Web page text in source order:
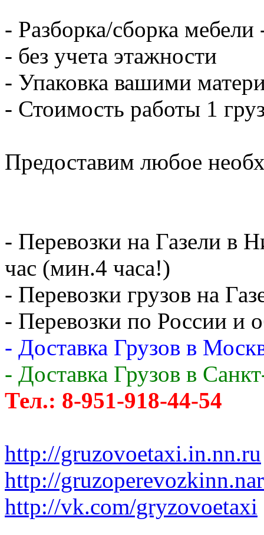
- Разборка/сборка мебели
- без учета этажности
- Упаковка вашими
- Стоимость работы 1
Предоставим любое
- Перевозки на Газели в
час (мин.4 часа!)
- Перевозки грузов на
- Перевозки по России и
- Доставка Грузов в
- Доставка Грузов в
Тел.: 8-951-918-44-54
http://gruzovoetaxi.in.nn.ru
http://
http://vk.com/gryzovoetaxi